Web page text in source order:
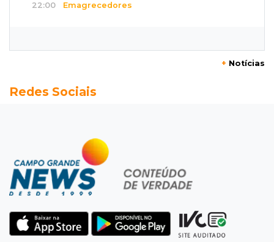
22:00 Emagrecedores
Granizo danifica telhados e plantações
Agregado
Inter perde para o Corinthians mas avança às
quartas da Copa do Brasil
Vitória goleia Athletico-PR por 4 a 0 e avança
às quartas da Copa do Brasil
+ Notícias
Redes Sociais